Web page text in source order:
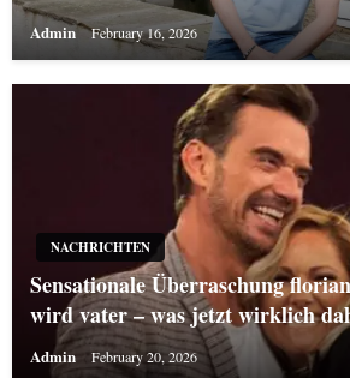
Admin February 16, 2026
NACHRICHTEN
Sensationale Überraschung
wird vater – was jetzt wirklich
Admin February 20, 2026